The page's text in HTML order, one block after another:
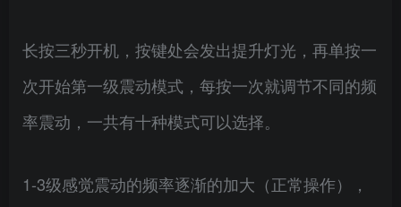
长按三秒开机，按键处会发出提升灯光，再单按一
次开始第一级震动模式，每按一次就调节不同的频
率震动，一共有十种模式可以选择。
1-3级感觉震动的频率逐渐的加大（正常操作），